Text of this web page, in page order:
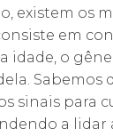
existem os
em
idade, o
Sabemos
sinais para
a lidar